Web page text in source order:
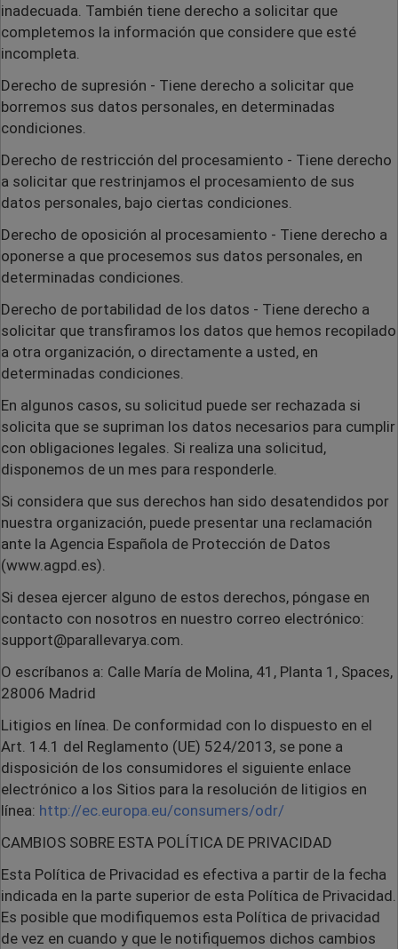
inadecuada. También tiene derecho a solicitar que
completemos la información que considere que esté
incompleta.
Derecho de supresión - Tiene derecho a solicitar que
borremos sus datos personales, en determinadas
condiciones.
Derecho de restricción del procesamiento - Tiene derecho
a solicitar que restrinjamos el procesamiento de sus
datos personales, bajo ciertas condiciones.
Derecho de oposición al procesamiento - Tiene derecho a
oponerse a que procesemos sus datos personales, en
determinadas condiciones.
Derecho de portabilidad de los datos - Tiene derecho a
solicitar que transfiramos los datos que hemos recopilado
a otra organización, o directamente a usted, en
determinadas condiciones.
En algunos casos, su solicitud puede ser rechazada si
solicita que se supriman los datos necesarios para cumplir
con obligaciones legales. Si realiza una solicitud,
disponemos de un mes para responderle.
Si considera que sus derechos han sido desatendidos por
nuestra organización, puede presentar una reclamación
ante la Agencia Española de Protección de Datos
(www.agpd.es).
Si desea ejercer alguno de estos derechos, póngase en
contacto con nosotros en nuestro correo electrónico:
support@parallevarya.com.
O escríbanos a: Calle María de Molina, 41, Planta 1, Spaces,
28006 Madrid
Litigios en línea. De conformidad con lo dispuesto en el
Art. 14.1 del Reglamento (UE) 524/2013, se pone a
disposición de los consumidores el siguiente enlace
electrónico a los Sitios para la resolución de litigios en
línea: http://ec.europa.eu/consumers/odr/
CAMBIOS SOBRE ESTA POLÍTICA DE PRIVACIDAD
Esta Política de Privacidad es efectiva a partir de la fecha
indicada en la parte superior de esta Política de Privacidad.
Es posible que modifiquemos esta Política de privacidad
de vez en cuando y que le notifiquemos dichos cambios